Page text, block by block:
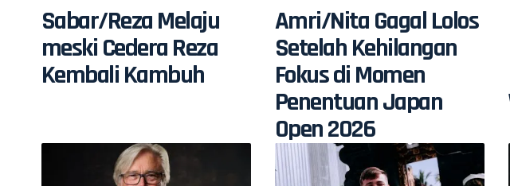
Sabar/Reza Melaju
meski Cedera Reza
Kembali Kambuh
Amri/Nita Gagal Lolos
Setelah Kehilangan
Fokus di Momen
Penentuan Japan
Open 2026